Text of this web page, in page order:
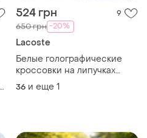
524 грн 9
650 грн -20%
Lacoste
Белые голографические
кроссовки на липучках
lacoste 36
36 и еще 1